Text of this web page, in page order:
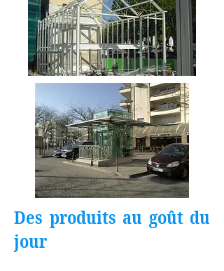
Des produits au goût du
jour